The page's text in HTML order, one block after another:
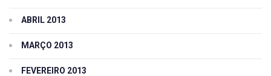
ABRIL 2013
MARÇO 2013
FEVEREIRO 2013